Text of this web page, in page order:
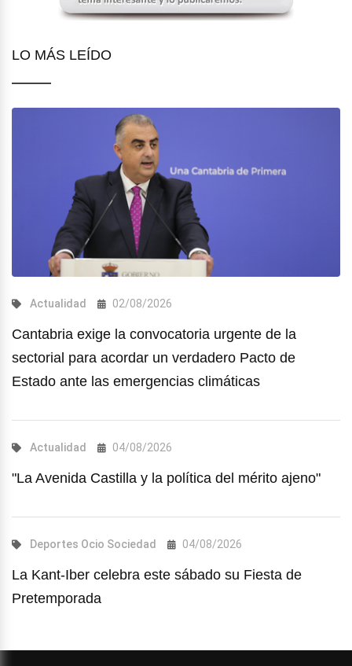
LO MÁS LEÍDO
Actualidad 02/08/2026
Cantabria exige la convocatoria urgente de la
sectorial para acordar un verdadero Pacto de
Estado ante las emergencias climáticas
Actualidad 04/08/2026
"La Avenida Castilla y la política del mérito ajeno"
Deportes Ocio Sociedad 04/08/2026
La Kant-Iber celebra este sábado su Fiesta de
Pretemporada